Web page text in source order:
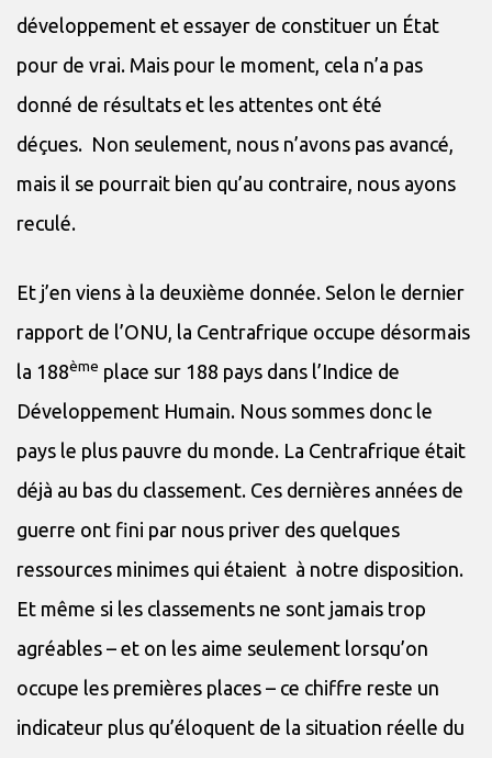
développement et essayer de constituer un État
pour de vrai. Mais pour le moment, cela n’a pas
donné de résultats et les attentes ont été
déçues. Non seulement, nous n’avons pas avancé,
mais il se pourrait bien qu’au contraire, nous ayons
reculé.
Et j’en viens à la deuxième donnée. Selon le dernier
rapport de l’ONU, la Centrafrique occupe désormais
la 188ème place sur 188 pays dans l’Indice de
Développement Humain. Nous sommes donc le
pays le plus pauvre du monde. La Centrafrique était
déjà au bas du classement. Ces dernières années de
guerre ont fini par nous priver des quelques
ressources minimes qui étaient à notre disposition.
Et même si les classements ne sont jamais trop
agréables – et on les aime seulement lorsqu’on
occupe les premières places – ce chiffre reste un
indicateur plus qu’éloquent de la situation réelle du